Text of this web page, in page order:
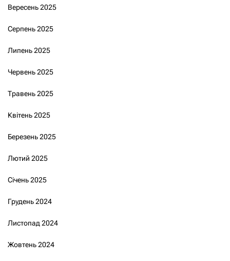
Вересень 2025
Серпень 2025
Липень 2025
Червень 2025
Травень 2025
Квітень 2025
Березень 2025
Лютий 2025
Січень 2025
Грудень 2024
Листопад 2024
Жовтень 2024